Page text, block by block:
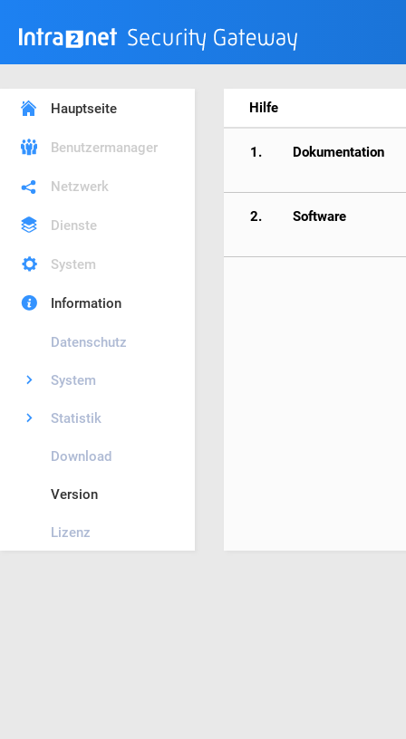
Hauptseite
Benutzermanager
Netzwerk
Dienste
System
Information
Datenschutz
System
Statistik
Download
Version
Lizenz
Hilfe
1. Dokumentation
2. Software